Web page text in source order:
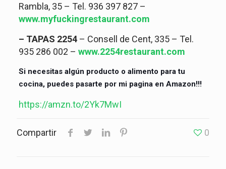
Rambla, 35 – Tel. 936 397 827 –
www.myfuckingrestaurant.com
– TAPAS 2254– Consell de Cent, 335 – Tel.
935 286 002 – www.2254restaurant.com
Si necesitas algún producto o alimento para tu
cocina, puedes pasarte por mi pagina en Amazon!!!
https://amzn.to/2Yk7MwI
Compartir 0